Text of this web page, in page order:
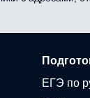
ЕГЭ по